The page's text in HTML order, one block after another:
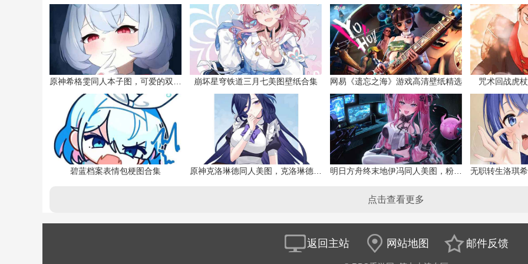
原神希格雯同人本子图，可爱的双马尾 崩坏星穹铁道三月七美图壁纸合集 网易《遗忘之海》游戏高清壁纸精选 咒术回战虎
碧蓝档案表情包梗图合集 原神克洛琳德同人美图，克洛琳德战败会怎样 明日方舟终末地伊冯同人美图，粉毛恶魔伊冯
点击查看更多
返回主站 网站地图 邮件反馈